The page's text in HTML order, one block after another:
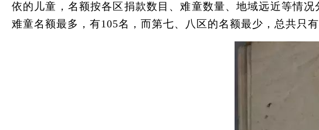
依的儿童，名额按各区捐款数目、难童数量、地域远近等情
难童名额最多，有105名，而第七、八区的名额最少，总共只有